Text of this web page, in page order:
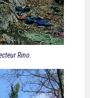
Rino.